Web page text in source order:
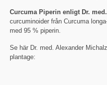
Curcuma Piperin enligt Dr.
curcuminoider från Curcuma
med 95 % piperin.
Se här Dr. med. Alexander
plantage: